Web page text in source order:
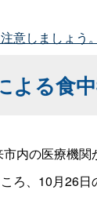
意しましょう
よる食
内の医療機
ろ、10月26日